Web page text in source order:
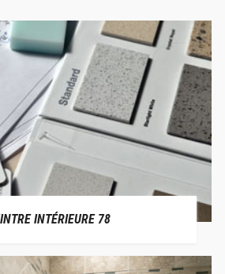
INTÉRIEURE 78